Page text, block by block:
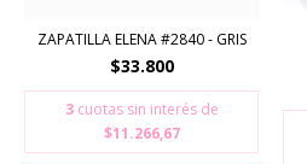
ZAPATILLA ELENA #2840 - GRIS
$33.800
3 cuotas sin interés de
$11.266,67